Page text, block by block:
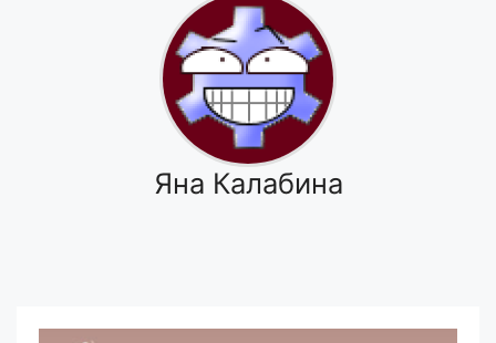
Яна Калабина